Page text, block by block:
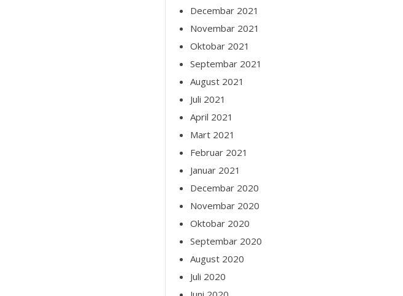
Decembar 2021
Novembar 2021
Oktobar 2021
Septembar 2021
August 2021
Juli 2021
April 2021
Mart 2021
Februar 2021
Januar 2021
Decembar 2020
Novembar 2020
Oktobar 2020
Septembar 2020
August 2020
Juli 2020